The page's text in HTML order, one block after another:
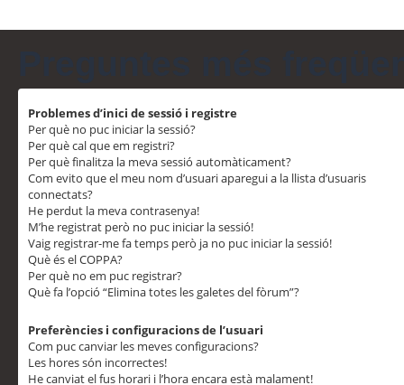
Problemes d’inici de sessió i registre
Per què no puc iniciar la sessió?
Per què cal que em registri?
Per què finalitza la meva sessió automàticament?
Com evito que el meu nom d’usuari aparegui a la llista d’usuaris
connectats?
He perdut la meva contrasenya!
M’he registrat però no puc iniciar la sessió!
Vaig registrar-me fa temps però ja no puc iniciar la sessió!
Què és el COPPA?
Per què no em puc registrar?
Què fa l’opció “Elimina totes les galetes del fòrum”?
Preferències i configuracions de l’usuari
Com puc canviar les meves configuracions?
Les hores són incorrectes!
He canviat el fus horari i l’hora encara està malament!